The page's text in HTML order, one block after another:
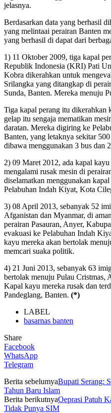
jelasnya.
Berdasarkan data yang berhasil
yang melintaai perairan Banten
yang berhasil di dapat dari
1) 11 Oktober 2009, tiga kapal
Republik Indonesia (KRI) Pati
Kobra dikerahkan untuk
Srilangka yang ditangkap di
Sunda, Banten. Mereka menuju
Tiga kapal perang itu dikerahkan
gelap itu sengaja mematikan
daratan. Mereka digiring ke
Banten, yang letaknya sekitar
dibawa menggunakan 3 bus dan
2) 09 Maret 2012, ada kapal
mengalami rusak mesin di
diselamatkan menggunakan
Pelabuhan Indah Kiyat, Kota
3) 08 April 2013, sebanyak 52
Afganistan dan Myanmar, di
perairan Pasauran, Anyer,
evakuasi ke Pelabuhan Indah
kayu mereka akan bertolak
memcari suaka politik.
4) 21 Juni 2013, sebanyak 63
bertolak menuju Pulau Cristmas,
Kapal kayu mereka rusak dan
Pandeglang, Banten. (*)
LABEL
basarnas banten
Share
Facebook
WhatsApp
Telegram
Berita sebelumyaBupati Serang:
Tahun Baru Islam
Berita berikutnyaOeprasi Patuh
Tidak Punya SIM